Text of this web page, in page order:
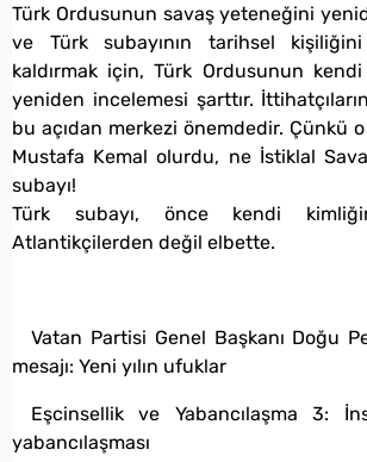
Türk Ordusunun savaş yeteneğini
ve Türk subayının tarihsel
kaldırmak için, Türk Ordusunun
yeniden incelemesi şarttır.
bu açıdan merkezi önemdedir. Çünkü
Mustafa Kemal olurdu, ne İstiklal
subayı!
Türk subayı, önce kendi
Atlantikçilerden değil elbette.
Vatan Partisi Genel Başkanı Doğu
mesajı: Yeni yılın ufuklar
Eşcinsellik ve Yabancılaşma 3:
yabancılaşması